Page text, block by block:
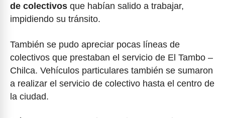
de colectivos que habían salido a trabajar,
impidiendo su tránsito.
También se pudo apreciar pocas líneas de
colectivos que prestaban el servicio de El Tambo –
Chilca. Vehículos particulares también se sumaron
a realizar el servicio de colectivo hasta el centro de
la ciudad.